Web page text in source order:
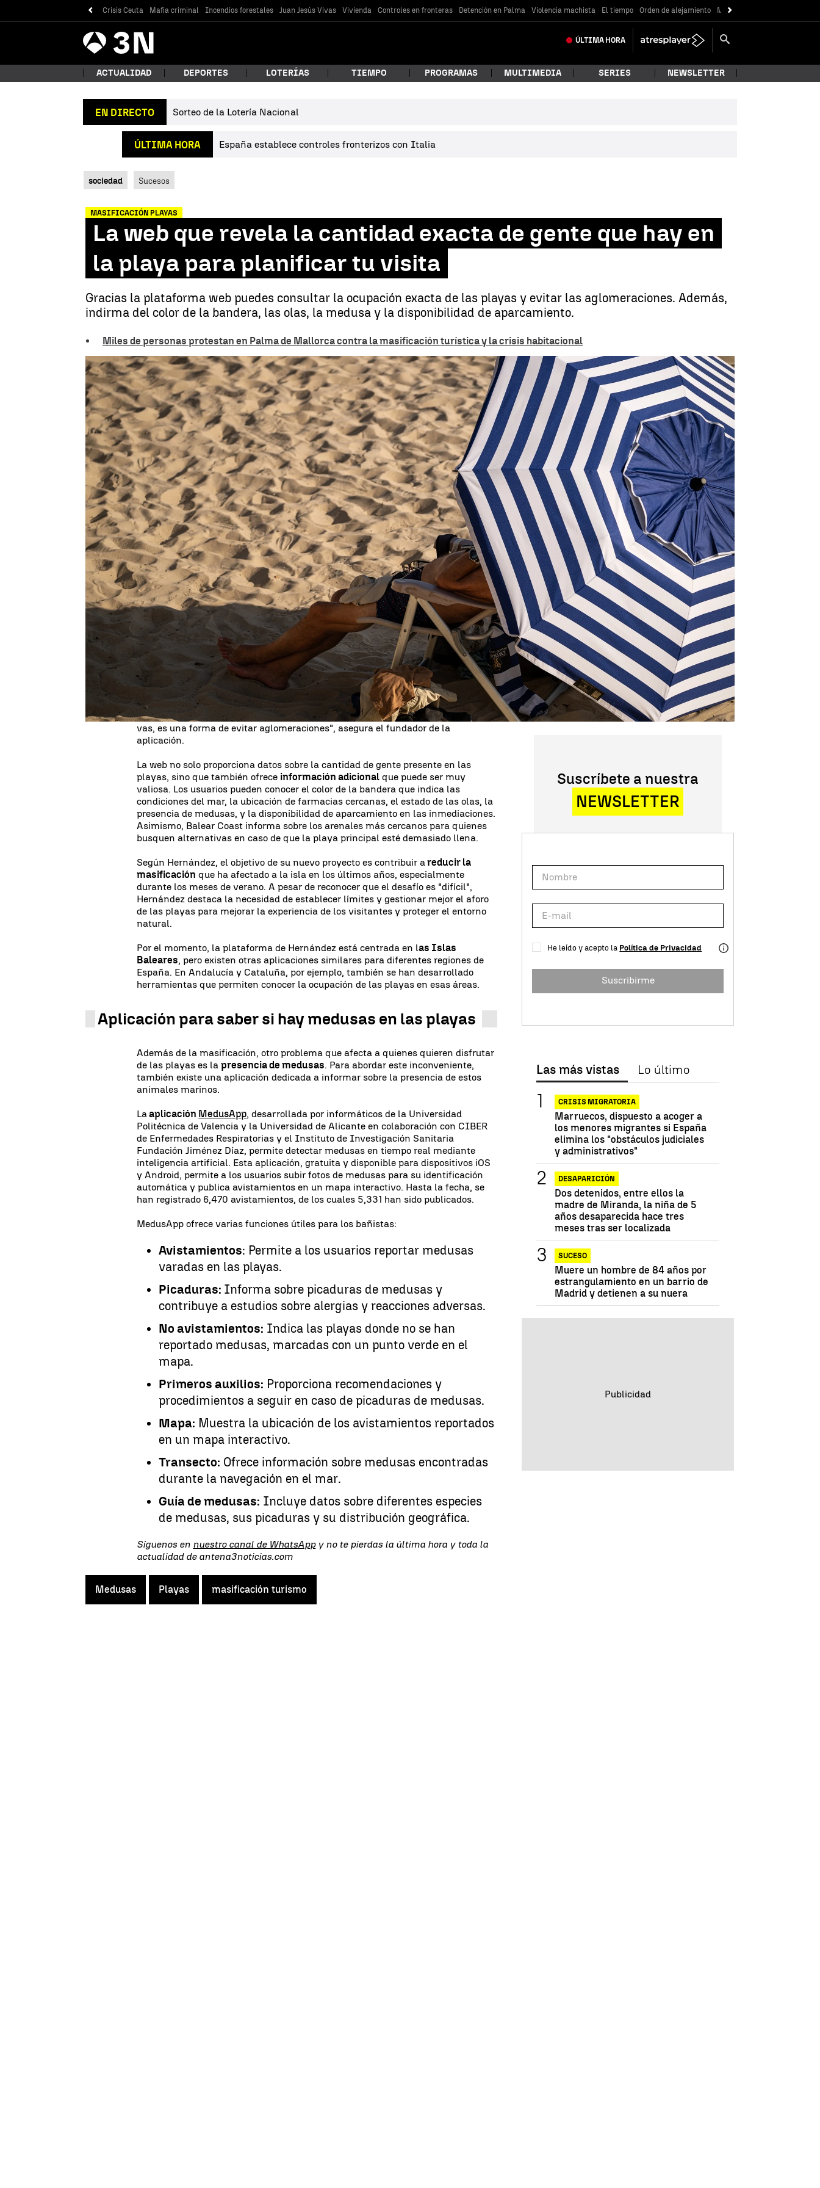
Crisis Ceuta Mafia criminal Incendios forestales Juan Jesús Vivas Vivienda Controles en fronteras Detención en Palma Violencia machista El tiempo Orden de alejamiento Messi
Antena
3 Noticias ÚLTIMA HORA
¿Qué estás buscando?
Buscar
ACTUALIDAD DEPORTES LOTERÍAS TIEMPO PROGRAMAS MULTIMEDIA SERIES NEWSLETTER
EN DIRECTO Sorteo de la Lotería Nacional
ÚLTIMA HORA España establece controles fronterizos con Italia
sociedad Sucesos
MASIFICACIÓN PLAYAS
La web que revela la cantidad exacta de gente que hay en
la playa para planificar tu visita
Gracias la plataforma web puedes consultar la ocupación exacta de las playas y evitar las aglomeraciones. Además,
indirma del color de la bandera, las olas, la medusa y la disponibilidad de aparcamiento.
Miles de personas protestan en Palma de Mallorca contra la masificación turística y la crisis habitacional
Una aplicación para conocer si en la playa hay demasiada gente |Archivo
Adrián Valero |Ángel Granero
Publicado:03 de agosto de 2024, 15:44 WhatsappFacebook
X Linkedin
Lamasificaciónde las playases uno de los problemas más comunes a lo largo
del verano. Preparar las cosas y acudir a la playa para pasar un día de
vacaciones en familia, y encontrarte con que no hay hueco ni para plantar la
sombrilla, es una de las peores sensaciones del verano. Sin embargo, gracias al
invento de un español, ahora es posible conocer la ocupación exacta de cada
playa antes de acudir al lugar.
Francisco Hernández ha lanzado una web llamada Balear Coast, que permite,
gracias a la información proporcionada por turistas y socorristas, conocer el
estado demasificación de las playas
. "Miras y la playa ya está cerrada. Pues no
vas, es una forma de evitar aglomeraciones", asegura el fundador de la
aplicación.
La web no solo proporciona datos sobre la cantidad de gente presente en las
playas, sino que también ofrece información adicional que puede ser muy
valiosa. Los usuarios pueden conocer el color de la bandera que indica las
condiciones del mar, la ubicación de farmacias cercanas, el estado de las olas, la
presencia de medusas, y la disponibilidad de aparcamiento en las inmediaciones.
Asimismo, Balear Coast informa sobre los arenales más cercanos para quienes
busquen alternativas en caso de que la playa principal esté demasiado llena.
Según Hernández, el objetivo de su nuevo proyecto es contribuir areducir la
masificación que ha afectado a la isla en los últimos años, especialmente
durante los meses de verano. A pesar de reconocer que el desafío es "difícil",
Hernández destaca la necesidad de establecer límites y gestionar mejor el aforo
de las playas para mejorar la experiencia de los visitantes y proteger el entorno
natural.
Por el momento, la plataforma de Hernández está centrada en las Islas
Baleares, pero existen otras aplicaciones similares para diferentes regiones de
España. En Andalucía y Cataluña, por ejemplo, también se han desarrollado
herramientas que permiten conocer la ocupación de las playas en esas áreas.
Aplicación para saber si hay medusas en las playas
Además de la masificación, otro problema que afecta a quienes quieren disfrutar
de las playas es lapresencia de medusas. Para abordar este inconveniente,
también existe una aplicación dedicada a informar sobre la presencia de estos
animales marinos.
Laaplicación MedusApp, desarrollada por informáticos de la Universidad
Politécnica de Valencia y la Universidad de Alicante en colaboración con CIBER
de Enfermedades Respiratorias y el Instituto de Investigación Sanitaria
Fundación Jiménez Díaz, permite detectar medusas en tiempo real mediante
inteligencia artificial. Esta aplicación, gratuita y disponible para dispositivos iOS
y Android, permite a los usuarios subir fotos de medusas para su identificación
automática y publica avistamientos en un mapa interactivo. Hasta la fecha, se
han registrado 6,470 avistamientos, de los cuales 5,331 han sido publicados.
MedusApp ofrece varias funciones útiles para los bañistas:
Avistamientos: Permite a los usuarios reportar medusas
varadas en las playas.
Picaduras: Informa sobre picaduras de medusas y
contribuye a estudios sobre alergias y reacciones adversas.
No avistamientos: Indica las playas donde no se han
reportado medusas, marcadas con un punto verde en el
mapa.
Primeros auxilios: Proporciona recomendaciones y
procedimientos a seguir en caso de picaduras de medusas.
Mapa: Muestra la ubicación de los avistamientos reportados
en un mapa interactivo.
Transecto: Ofrece información sobre medusas encontradas
durante la navegación en el mar.
Guía de medusas: Incluye datos sobre diferentes especies
de medusas, sus picaduras y su distribución geográfica.
Síguenos en nuestro canal de WhatsAppy no te pierdas la última hora y toda la
actualidad de antena3noticias.com
Medusas Playas masificación turismo
Suscríbete a nuestra
NEWSLETTER
He leído y acepto la Política de Privacidad
Suscribirme
Las más vistas Lo último
CRISIS MIGRATORIA
Marruecos, dispuesto a acoger a
los menores migrantes si España
elimina los "obstáculos judiciales
y administrativos"
DESAPARICIÓN
Dos detenidos, entre ellos la
madre de Miranda, la niña de 5
años desaparecida hace tres
meses tras ser localizada
SUCESO
Muere un hombre de 84 años por
estrangulamiento en un barrio de
Madrid y detienen a su nuera